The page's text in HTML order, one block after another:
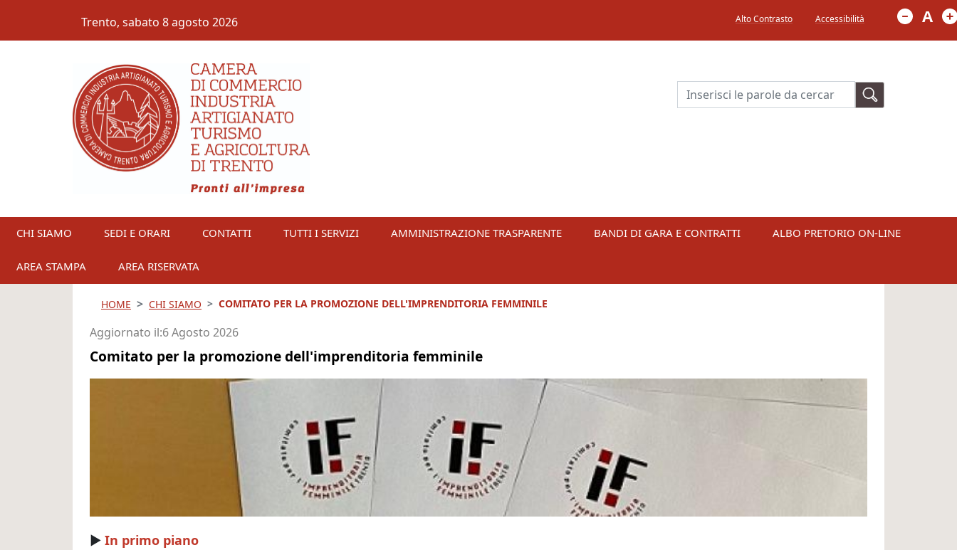
Trento, sabato 8 agosto 2026 Menù in alto a destra
Alto Contrasto Accessibilità A
Cerca
CHI SIAMO SEDI E ORARI CONTATTI TUTTI I SERVIZI AMMINISTRAZIONE TRASPARENTE BANDI DI GARA E CONTRATTI ALBO PRETORIO ON-LINE
AREA STAMPA AREA RISERVATA
HOME CHI SIAMO COMITATO PER LA PROMOZIONE DELL'IMPRENDITORIA FEMMINILE
Aggiornato il 6 Agosto 2026
Comitato per la promozione dell'imprenditoria femminile
► In primo piano